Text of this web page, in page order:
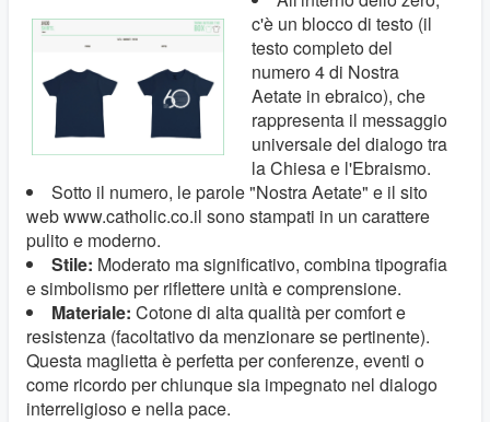
c'è un blocco di testo (il
testo completo del
numero 4 di Nostra
Aetate in ebraico), che
rappresenta il messaggio
universale del dialogo tra
la Chiesa e l'Ebraismo.
Sotto il numero, le parole "Nostra Aetate" e il sito
web www.catholic.co.il sono stampati in un carattere
pulito e moderno.
Stile: Moderato ma significativo, combina tipografia
e simbolismo per riflettere unità e comprensione.
Materiale: Cotone di alta qualità per comfort e
resistenza (facoltativo da menzionare se pertinente).
Questa maglietta è perfetta per conferenze, eventi o
come ricordo per chiunque sia impegnato nel dialogo
interreligioso e nella pace.